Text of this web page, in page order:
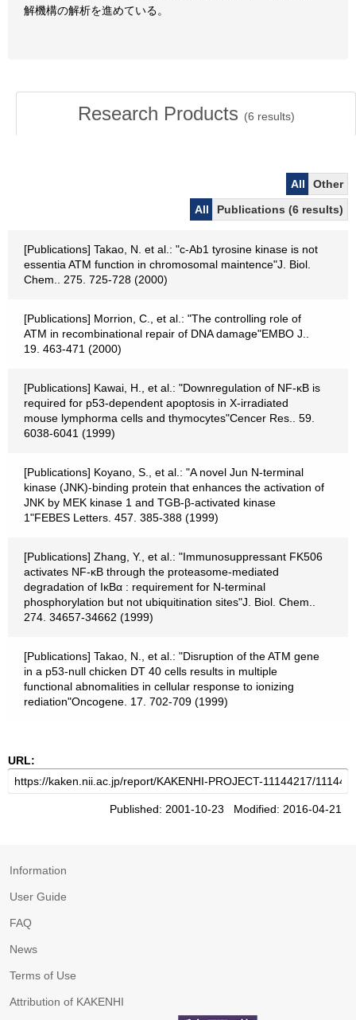
解機構の解析を進めている。
Research Products (6 results)
All
Other
All
Publications (6 results)
[Publications] Takao, N. et al.: "c-Ab1 tyrosine kinase is not
essentia ATM function in chromosomal maintence"J. Biol.
Chem.. 275. 725-728 (2000)
[Publications] Morrion, C., et al.: "The controlling role of
ATM in recombinational repair of DNA damage"EMBO J..
19. 463-471 (2000)
[Publications] Kawai, H., et al.: "Downregulation of NF-κB is
required for p53-dependent apoptosis in X-irradiated
mouse lymphorma cells and thymocytes"Cencer Res.. 59.
6038-6041 (1999)
[Publications] Koyano, S., et al.: "A novel Jun N-terminal
kinase (JNK)-binding protein that enhances the activation of
JNK by MEK kinase 1 and TGB-β-activated kinase
1"FEBES Letters. 457. 385-388 (1999)
[Publications] Zhang, Y., et al.: "Immunosuppressant FK506
activates NF-κB through the proteasome-mediated
degradation of IκBα : requirement for N-terminal
phosphorylation but not ubiquitination sites"J. Biol. Chem..
274. 34657-34662 (1999)
[Publications] Takao, N., et al.: "Disruption of the ATM gene
in a p53-null chicken DT 40 cells results in multiple
functional abnomalities in cellular response to ionizing
rediation"Oncogene. 17. 702-709 (1999)
URL:
Published: 2001-10-23 Modified: 2016-04-21
Information
User Guide
FAQ
News
Terms of Use
Attribution of KAKENHI